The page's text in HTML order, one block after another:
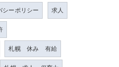
シーポリシー 求人
札幌 休み 有給